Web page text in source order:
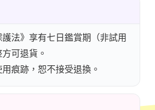
法》享有七日鑑賞期（非試用
可退貨。
痕跡，恕不接受退換。